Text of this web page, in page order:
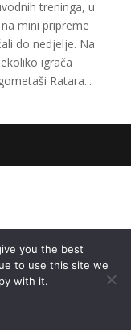
treninga, u
mini pripreme
do nedjelje. Na
igrača
Ratara...
you the best
to use this site we
with it.